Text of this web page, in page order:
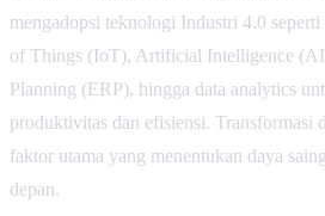
mengadopsi teknologi Industri 4.0
of Things (IoT), Artificial Intelligence
Planning (ERP), hingga data analytics
produktivitas dan efisiensi. Transformasi
faktor utama yang menentukan daya
depan.